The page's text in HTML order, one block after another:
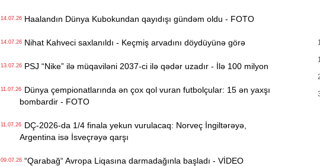
14.07.26Haalandın Dünya Kubokundan qayıdışı gündəm oldu - FOTO
14.07.26Nihat Kahveci saxlanıldı - Keçmiş arvadını döydüyünə görə
13.07.26PSJ “Nike” ilə müqaviləni 2037-ci ilə qədər uzadır - İlə 100 milyon
11.07.26Dünya çempionatlarında ən çox qol vuran futbolçular: 15 ən yaxşı
bombardir - FOTO
11.07.26DÇ-2026-da 1/4 finala yekun vurulacaq: Norveç İngiltərəyə,
Argentina isə İsveçrəyə qarşı
09.07.26“Qarabağ“ Avropa Liqasına darmadağınla başladı - VİDEO